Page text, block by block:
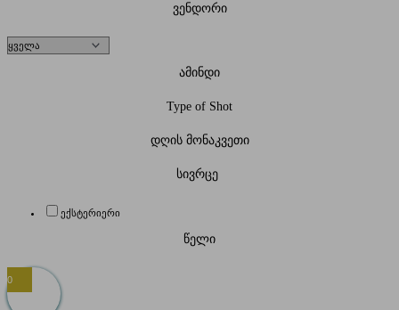
ვენდორი
ამინდი
Type of Shot
დღის მონაკვეთი
სივრცე
ექსტერიერი
წელი
0